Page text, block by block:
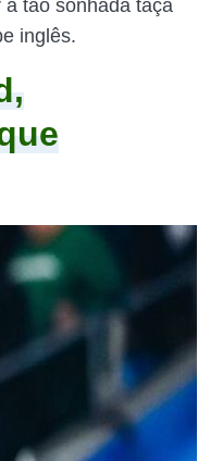
tão sonhada taça
inglês.